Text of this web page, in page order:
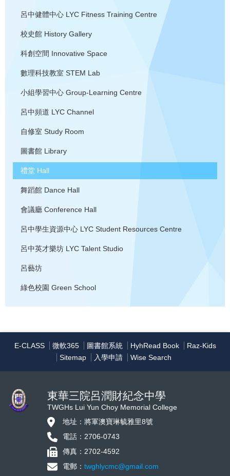
呂中健體中心 LYC Fitness Training Centre
校史館 History Gallery
科創空間 Innovative Space
數理科技教室 STEM Lab
小組學習中心 Group-Learning Centre
呂中頻道 LYC Channel
自修室 Study Room
圖書館 Library
禮堂 Hall
舞蹈館 Dance Hall
會議廳 Conference Hall
呂中學生資源中心 LYC Student Resources Centre
呂中英才樂坊 LYC Talent Studio
呂藝坊
綠色校園 Green School
E-CLASS 微軟365 圖書館系統 HyhRead Book
Raz-Kids
Sitemap
入學申請 Wise Search
東華三院呂潤財紀念中學
TWGHs Lui Yun Choy Memorial College
地址：將軍澳寶琳毓雅里8號
電話：2706-0743
傳真：2702-4592
電郵：twghlycmc@gmail.com